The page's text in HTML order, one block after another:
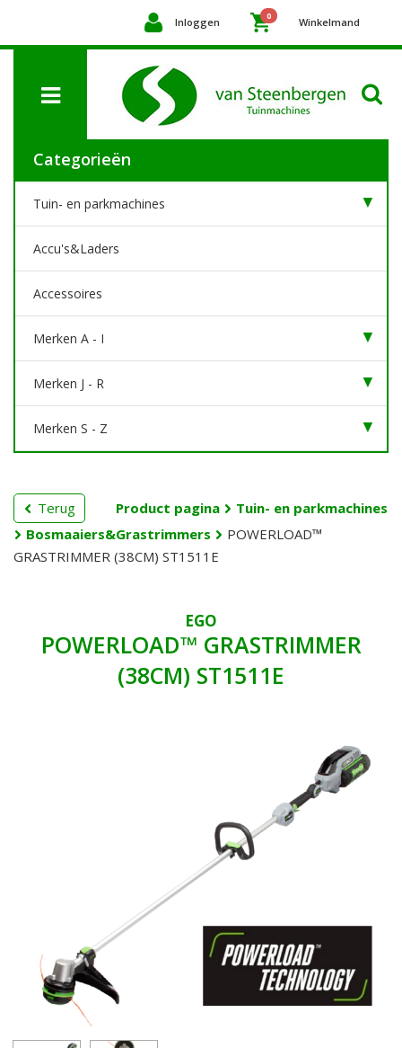
Inloggen 0 Winkelmand
Categorieën
Tuin- en parkmachines
Accu's&Laders
Accessoires
Merken A - I
Merken J - R
Merken S - Z
Terug Product pagina
Tuin- en parkmachines
Bosmaaiers&Grastrimmers
POWERLOAD™
GRASTRIMMER (38CM) ST1511E
EGO
POWERLOAD™ GRASTRIMMER
(38CM) ST1511E